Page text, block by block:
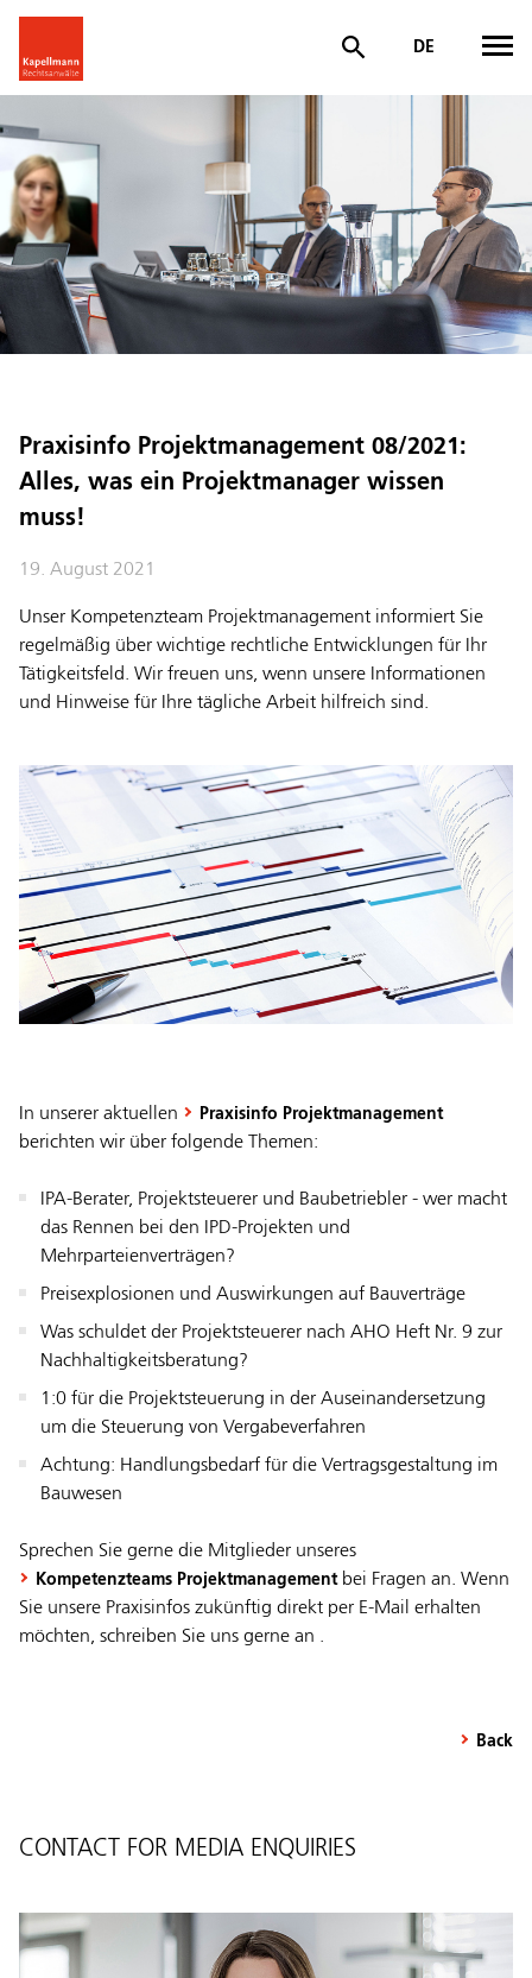
DE
Praxisinfo Projektmanagement 08/2021:
Alles, was ein Projektmanager wissen
muss!
19. August 2021
Unser Kompetenzteam Projektmanagement informiert Sie
regelmäßig über wichtige rechtliche Entwicklungen für Ihr
Tätigkeitsfeld. Wir freuen uns, wenn unsere Informationen
und Hinweise für Ihre tägliche Arbeit hilfreich sind.
In unserer aktuellen Praxisinfo Projektmanagement
berichten wir über folgende Themen:
IPA-Berater, Projektsteuerer und Baubetriebler - wer macht
das Rennen bei den IPD-Projekten und
Mehrparteienverträgen?
Preisexplosionen und Auswirkungen auf Bauverträge
Was schuldet der Projektsteuerer nach AHO Heft Nr. 9 zur
Nachhaltigkeitsberatung?
1:0 für die Projektsteuerung in der Auseinandersetzung
um die Steuerung von Vergabeverfahren
Achtung: Handlungsbedarf für die Vertragsgestaltung im
Bauwesen
Sprechen Sie gerne die Mitglieder unseres
Kompetenzteams Projektmanagementbei Fragen an. Wenn
Sie unsere Praxisinfos zukünftig direkt per E-Mail erhalten
möchten, schreiben Sie uns gerne an .
Back
CONTACT FOR MEDIA ENQUIRIES